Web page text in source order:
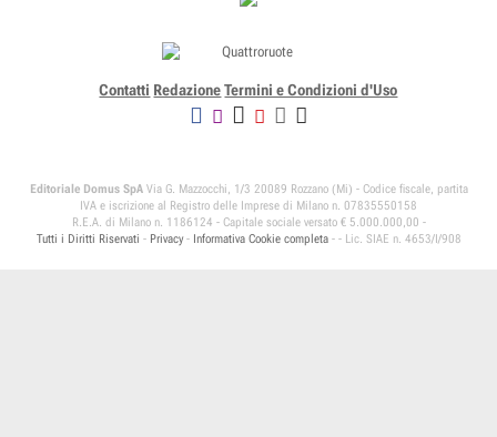
Contatti Redazione Termini e Condizioni d'Uso
Editoriale Domus SpAVia G. Mazzocchi, 1/3 20089 Rozzano (Mi) - Codice fiscale, partita
IVA e iscrizione al Registro delle Imprese di Milano n. 07835550158
R.E.A. di Milano n. 1186124 - Capitale sociale versato € 5.000.000,00 -
Tutti i Diritti Riservati - Privacy- Informativa Cookie completa- - Lic. SIAE n. 4653/I/908